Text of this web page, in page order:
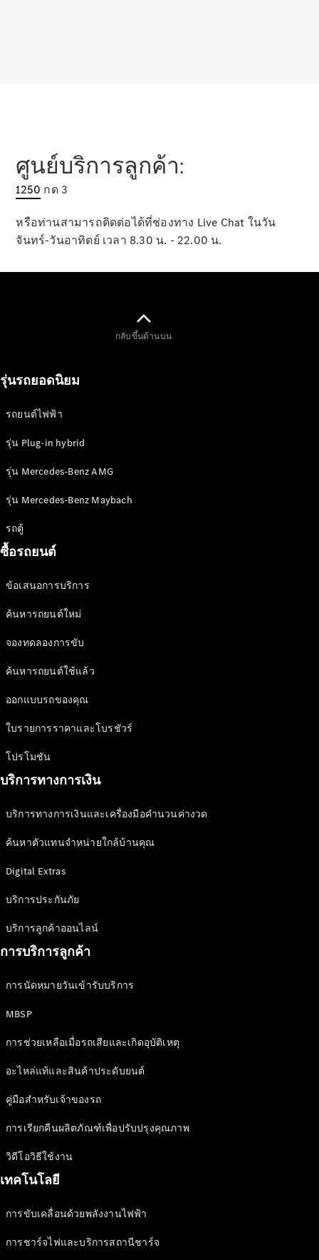
เกี่ยวกับเรา
AMG
MAYBACH
Defining
Class
เพราะว่านี่
Mercedes-
การขับขี่
อัตโนมัติ
MBUX
multimedia
system
การ
ออกแบบ
และแนวคิด
รถยนต์
ไฟฟ้า
นวัตกรรม
ที่ยั่งยืน
Events
ล่าสุด
MercedesCard
Mercedes-
Benz
ล่าสุด
เล่ม
เฉพาะ
Issue 2-
เล่มเฉพาะ
Issue 1-
2025
ศูนย์บริการลูกค้า:
1250 กด 3
หรือท่านสามารถติดต่อได้ที่ช่องทาง Live Chat ในวัน
จันทร์-วันอาทิตย์ เวลา 8.30 น. - 22.00 น.
กลับขึ้นด้านบน
รุ่นรถยอดนิยม
รถยนต์ไฟฟ้า
รุ่น Plug-in hybrid
รุ่น Mercedes-Benz AMG
รุ่น Mercedes-Benz Maybach
รถตู้
ซื้อรถยนต์
ข้อเสนอการบริการ
ค้นหารถยนต์ใหม่
จองทดลองการขับ
ค้นหารถยนต์ใช้แล้ว
ออกแบบรถของคุณ
ใบรายการราคาและโบรชัวร์
โปรโมชัน
บริการทางการเงิน
บริการทางการเงินและเครื่องมือคำนวนค่างวด
ค้นหาตัวแทนจำหน่ายใกล้บ้านคุณ
Digital Extras
บริการประกันภัย
บริการลูกค้าออนไลน์
การบริการลูกค้า
การนัดหมายวันเข้ารับบริการ
MBSP
การช่วยเหลือเมื่อรถเสียและเกิดอุบัติเหตุ
อะไหล่แท้และสินค้าประดับยนต์
คู่มือสำหรับเจ้าของรถ
การเรียกคืนผลิตภัณฑ์เพื่อปรับปรุงคุณภาพ
วิดีโอวิธีใช้งาน
เทคโนโลยี
การขับเคลื่อนด้วยพลังงานไฟฟ้า
การชาร์จไฟและบริการสถานีชาร์จ